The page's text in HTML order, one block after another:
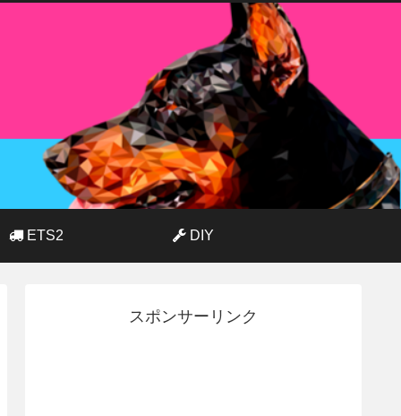
ETS2 DIY
スポンサーリンク